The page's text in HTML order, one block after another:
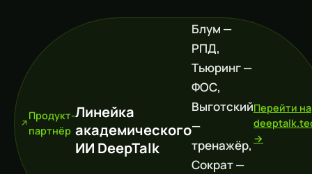
Продукт-
партнёр
Линейка
академического
ИИ DeepTalk
Блум —
РПД,
Тьюринг —
ФОС,
Выготский
—
тренажёр,
Сократ —
Перейти на
→